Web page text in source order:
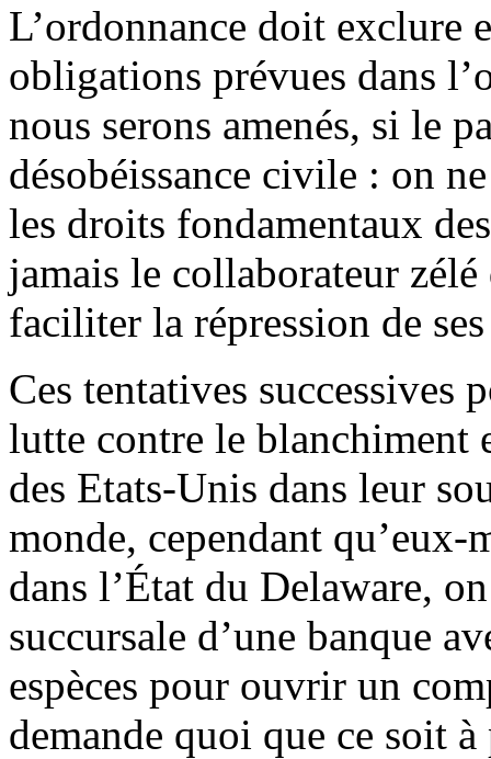
L’ordonnance doit exclure
obligations prévues dans
nous serons amenés, si le
désobéissance civile : on
les droits fondamentaux
jamais le collaborateur
faciliter la répression de
Ces tentatives successives
lutte contre le blanchiment
des Etats-Unis dans leur
monde, cependant qu’eux-
dans l’État du Delaware,
succursale d’une banque
espèces pour ouvrir un
demande quoi que ce soit